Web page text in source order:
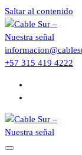
Saltar al contenido
+57 315 419 4222